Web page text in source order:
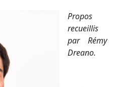
Propos
recueillis
par Rémy
Dreano.